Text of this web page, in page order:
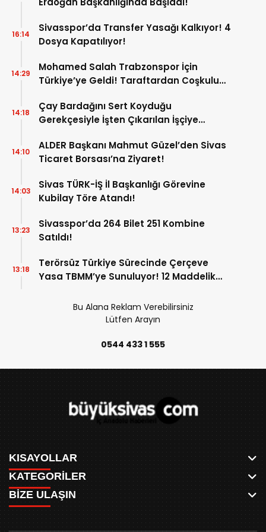
Sivasspor’da Transfer Yasağı Kalkıyor! 4
Dosya Kapatılıyor!
16:14
Mohamed Salah Trabzonspor İçin
Türkiye’ye Geldi! Taraftardan Coşkulu
14:29
Çay Bardağını Sert Koyduğu
Gerekçesiyle İşten Çıkarılan İşçiye
14:18
ALDER Başkanı Mahmut Güzel’den Sivas
Ticaret Borsası’na Ziyaret!
14:10
Sivas TÜRK-İŞ İl Başkanlığı Görevine
Kubilay Töre Atandı!
14:03
Sivasspor’da 264 Bilet 251 Kombine
Satıldı!
13:23
Terörsüz Türkiye Sürecinde Çerçeve
Yasa TBMM’ye Sunuluyor! 12 Maddelik
13:18
Bu Alana Reklam Verebilirsiniz
Lütfen Arayın
0544 433 1 555
KISAYOLLAR
ANASAYFA
AKSU CANLI
MEYDAN CANLI
MEDRESELER CANLI
KATEGORİLER
WHATSAPP
SPOR
BİZE ULAŞIN
0346 221 00 60